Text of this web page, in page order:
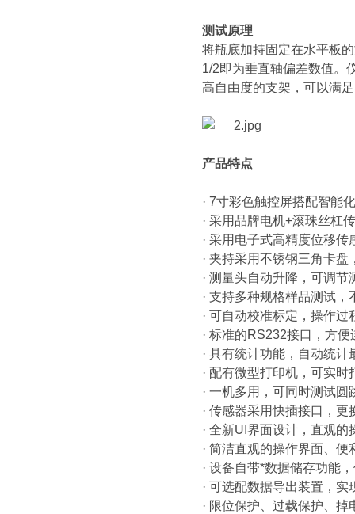
测试原理
将瓶底加持固定在水平板
1/2即为垂直轴偏差数值。
高自由度的支架，可以满
产品特点
· 7寸彩色触控屏搭配智能
· 采用品牌电机+滚珠丝杠
· 采用电子式高精度位移
· 夹持采用不锈钢三角卡盘
· 测量头自动升降，可调节
· 支持多种规格样品测试
· 可自动校准标定，操作过
· 标准的RS232接口，方
· 具有统计功能，自动统
· 配有微型打印机，可实时
· 一机多用，可同时测试
· 传感器采用快插接口，更
· 全新UI界面设计，直观
· 简洁直观的操作界面、
· 设备自带*数据储存功能
· 可选配数据导出装置，实
· 限位保护、过载保护、